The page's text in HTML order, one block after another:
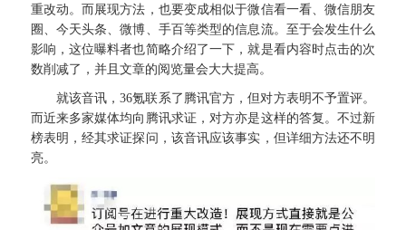
重改动。而展现方法，也要变成相似于微信看一看、微信朋友
圈、今天头条、微博、手百等类型的信息流。至于会发生什么
影响，这位曝料者也简略介绍了一下，就是看内容时点击的次
数削减了，并且文章的阅览量会大大提高。
就该音讯，36氪联系了腾讯官方，但对方表明不予置评。
而近来多家媒体均向腾讯求证，对方亦是这样的答复。不过新
榜表明，经其求证探问，该音讯应该事实，但详细方法还不明
亮。